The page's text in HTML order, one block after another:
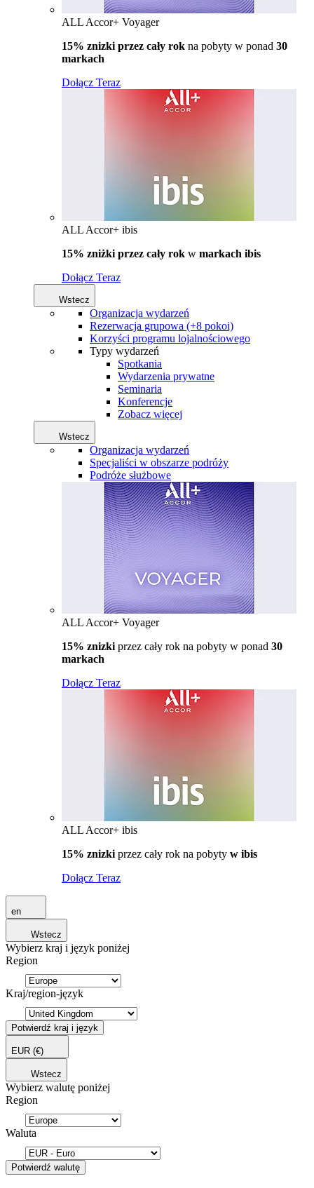
ALL Accor+ Voyager
15% znizki przez cały rok na pobyty w ponad 30
markach
Dołącz Teraz
ALL Accor+ ibis
15% zniżki przez cały rok w markach ibis
Dołącz Teraz
Wstecz
Organizacja wydarzeń
Rezerwacja grupowa (+8 pokoi)
Korzyści programu lojalnościowego
Typy wydarzeń
Spotkania
Wydarzenia prywatne
Seminaria
Konferencje
Zobacz więcej
Wstecz
Organizacja wydarzeń
Specjaliści w obszarze podróży
Podróże służbowe
ALL Accor+ Voyager
15% znizki przez cały rok na pobyty w ponad 30
markach
Dołącz Teraz
ALL Accor+ ibis
15% znizki przez cały rok na pobyty w ibis
Dołącz Teraz
en
Wstecz
Wybierz kraj i język poniżej
Region
Kraj/region-język
Potwierdź kraj i język
EUR (€)
Wstecz
Wybierz walutę poniżej
Region
Waluta
Potwierdź walutę